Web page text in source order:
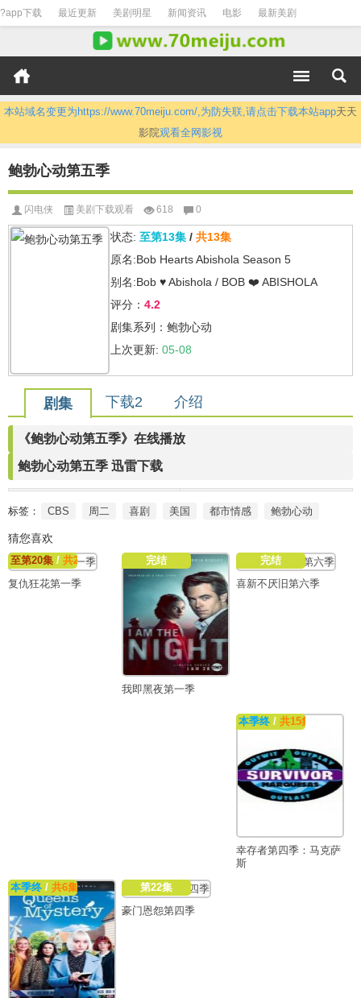
?app下载 最近更新 美剧明星 新闻资讯 电影 最新美剧
本站域名变更为https://www.70meiju.com/,为防失联,请点击下载本站app天天
影院观看全网影视
鲍勃心动第五季
闪电侠 美剧下载观看 618 0
状态: 至第13集 / 共13集
原名:Bob Hearts Abishola Season 5
别名:Bob ♥ Abishola / BOB ❤️ ABISHOLA
评分： 4.2
剧集系列：鲍勃心动
上次更新: 05-08
剧集 下载2 介绍
《鲍勃心动第五季》在线播放
鲍勃心动第五季 迅雷下载
标签： CBS 周二 喜剧 美国 都市情感 鲍勃心动
猜您喜欢
至第20集 / 共20集
复仇狂花第一季
完结
我即黑夜第一季
完结
喜新不厌旧第六季
本季终/ 共15集
幸存者第四季：马克萨
斯
本季终 / 共6集
第22集
豪门恩怨第四季